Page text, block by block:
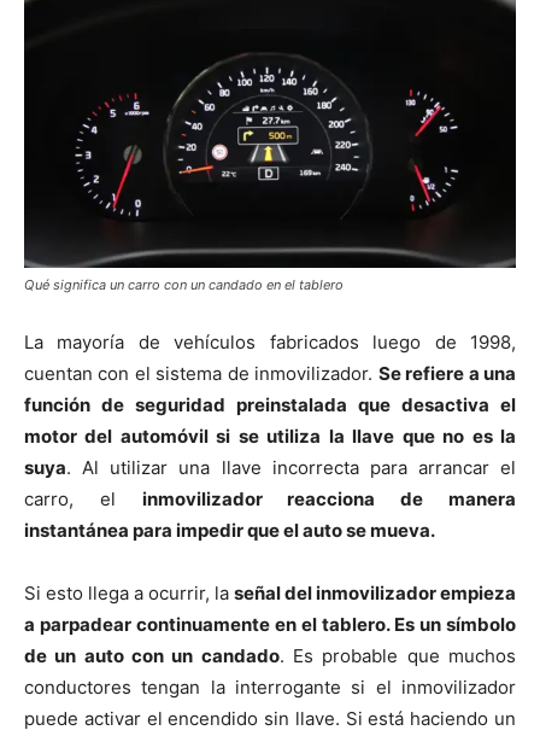
Qué significa un carro con un candado en el tablero
La mayoría de vehículos fabricados luego de 1998,
cuentan con el sistema de inmovilizador. Se refiere a una
función de seguridad preinstalada que desactiva el
motor del automóvil si se utiliza la llave que no es la
suya. Al utilizar una llave incorrecta para arrancar el
carro, el inmovilizador reacciona de manera
instantánea para impedir que el auto se mueva.
Si esto llega a ocurrir, la señal del inmovilizador empieza
a parpadear continuamente en el tablero. Es un símbolo
de un auto con un candado. Es probable que muchos
conductores tengan la interrogante si el inmovilizador
puede activar el encendido sin llave. Si está haciendo un